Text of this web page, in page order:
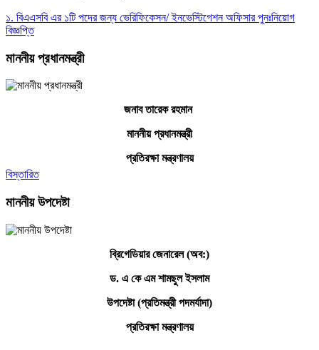
১. বিএএসবি এর ১টি পদের জন্য ভেরিফিকেসন/ ইনভেস্টিগেশন অফিসার পুনঃনিয়োগ
বিজ্ঞপ্তি
মাননীয় প্রধানমন্ত্রী
জনাব তারেক রহমান
মাননীয় প্রধানমন্ত্রী
প্রতিরক্ষা মন্ত্রণালয়
বিস্তারিত
মাননীয় উপদেষ্টা
ব্রিগেডিয়ার জেনারেল (অব:)
ড. এ কে এম শামছুল ইসলাম
উপদেষ্টা (প্রতিমন্ত্রী পদমর্যাদা)
প্রতিরক্ষা মন্ত্রণালয়